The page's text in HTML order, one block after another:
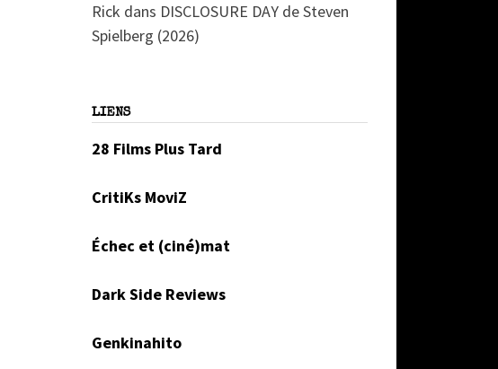
Rick dans DISCLOSURE DAY de Steven
Spielberg (2026)
LIENS
28 Films Plus Tard
CritiKs MoviZ
Échec et (ciné)mat
Dark Side Reviews
Genkinahito